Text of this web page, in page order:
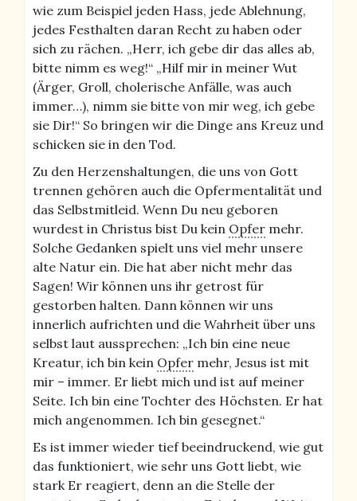
wie zum Beispiel jeden Hass, jede Ablehnung,
jedes Festhalten daran Recht zu haben oder
sich zu rächen. „Herr, ich gebe dir das alles ab,
bitte nimm es weg!“ „Hilf mir in meiner Wut
(Ärger, Groll, cholerische Anfälle, was auch
immer…), nimm sie bitte von mir weg, ich gebe
sie Dir!“ So bringen wir die Dinge ans Kreuz und
schicken sie in den Tod.
Zu den Herzenshaltungen, die uns von Gott
trennen gehören auch die Opfermentalität und
das Selbstmitleid. Wenn Du neu geboren
wurdest in Christus bist Du kein Opfer mehr.
Solche Gedanken spielt uns viel mehr unsere
alte Natur ein. Die hat aber nicht mehr das
Sagen! Wir können uns ihr getrost für
gestorben halten. Dann können wir uns
innerlich aufrichten und die Wahrheit über uns
selbst laut aussprechen: „Ich bin eine neue
Kreatur, ich bin kein Opfer mehr, Jesus ist mit
mir – immer. Er liebt mich und ist auf meiner
Seite. Ich bin eine Tochter des Höchsten. Er hat
mich angenommen. Ich bin gesegnet.“
Es ist immer wieder tief beeindruckend, wie gut
das funktioniert, wie sehr uns Gott liebt, wie
stark Er reagiert, denn an die Stelle der